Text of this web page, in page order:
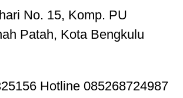
No. 15, Komp. PU
Patah, Kota Bengkulu
Hotline 085268724987